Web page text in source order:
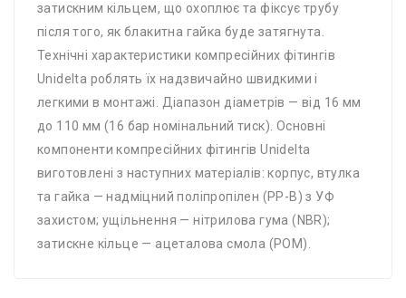
затискним кільцем, що охоплює та фіксує трубу
після того, як блакитна гайка буде затягнута.
Технічні характеристики компресійних фітингів
Unidelta роблять їх надзвичайно швидкими і
легкими в монтажі. Діапазон діаметрів — від 16 мм
до 110 мм (16 бар номінальний тиск). Основні
компоненти компресійних фітингів Unidelta
виготовлені з наступних матеріалів: корпус, втулка
та гайка — надміцний поліпропілен (PP-B) з УФ
захистом; ущільнення — нітрилова гума (NBR);
затискне кільце — ацеталова смола (POM).